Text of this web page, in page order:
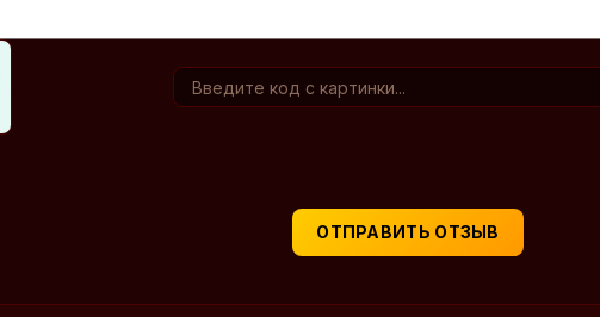
ОТПРАВИТЬ ОТЗЫВ